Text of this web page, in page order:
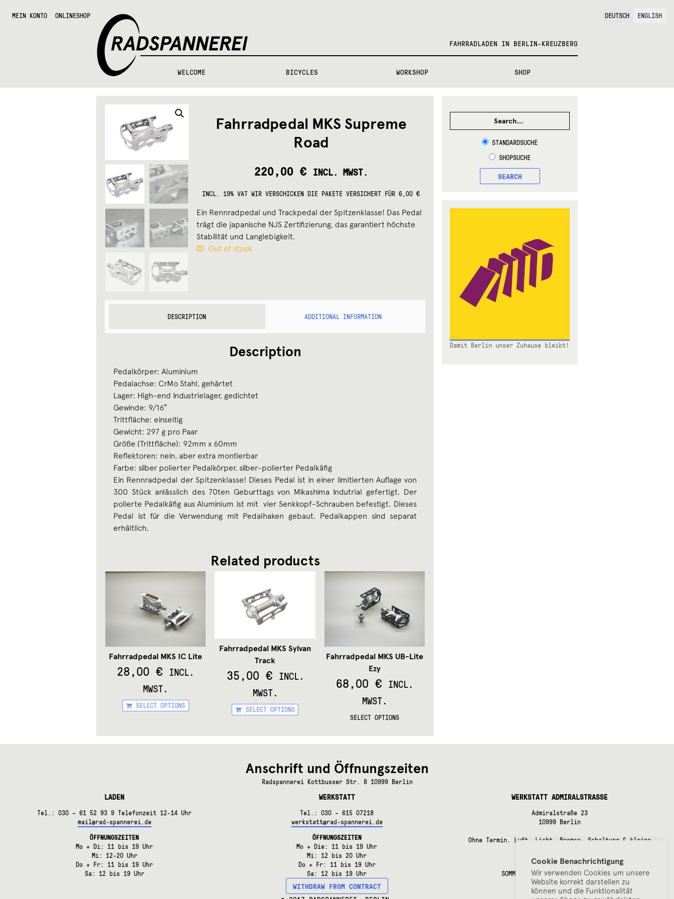
Radspannerei
FAHRRADLADEN IN BERLIN-KREUZBERG
DEUTSCH ENGLISH
WELCOME BICYCLES WORKSHOP SHOP
MEIN KONTO ONLINESHOP
Fahrradpedal MKS Supreme
Road
220,00 € INCL. MWST.
INCL. 19% VAT WIR VERSCHICKEN DIE PAKETE VERSICHERT FÜR 6,00 €
Ein Rennradpedal und Trackpedal der Spitzenklasse! Das Pedal
trägt die japanische NJS Zertifizierung, das garantiert höchste
Stabilität und Langlebigkeit.
Out of stock
DESCRIPTION ADDITIONAL INFORMATION
Description
Pedalkörper: Aluminium
Pedalachse: CrMo Stahl, gehärtet
Lager: High-end Industrielager, gedichtet
Gewinde: 9/16″
Trittfläche: einseitig
Gewicht: 297 g pro Paar
Größe (Trittfläche): 92mm x 60mm
Reflektoren: nein, aber extra montierbar
Farbe: silber polierter Pedalkörper, silber-polierter Pedalkäfig
Ein Rennradpedal der Spitzenklasse! Dieses Pedal ist in einer limitierten Auflage von
300 Stück anlässlich des 70ten Geburttags von Mikashima Indutrial gefertigt. Der
polierte Pedalkäfig aus Aluminium ist mit vier Senkkopf-Schrauben befestigt. Dieses
Pedal ist für die Verwendung mit Pedalhaken gebaut. Pedalkappen sind separat
erhältlich.
Related products
Fahrradpedal MKS IC Lite
28,00€ INCL.
MWST.
SELECT OPTIONS
variants.
Fahrradpedal MKS Sylvan
Track
35,00 € INCL.
MWST.
SELECT OPTIONS
variants.
may
be
the
product
page
Fahrradpedal MKS UB-Lite
Ezy
68,00€ INCL.
MWST.
SELECT OPTIONS
options
STANDARDSUCHE
SHOPSUCHE
SEARCH
Damit Berlin unser Zuhause bleibt!
Anschrift und Öffnungszeiten
Radspannerei Kottbusser Str. 8 10999 Berlin
LADEN
Tel.: 030 – 61 52 93 9 Telefonzeit 12-14 Uhr
mail@rad-spannerei.de
ÖFFNUNGSZEITEN
Mo + Di: 11 bis 19 Uhr
Mi: 12-20 Uhr
Do + Fr: 11 bis 19 Uhr
Sa: 12 bis 19 Uhr
WERKSTATT
Tel.: 030 – 615 07218
werkstatt@rad-spannerei.de
ÖFFNUNGSZEITEN
Mo + Die: 11 bis 19 Uhr
Mi: 12 bis 20 Uhr
Do + Fr: 11 bis 19 Uhr
Sa: 12 bis 19 Uhr
WERKSTATT ADMIRALSTRASSE
Admiralstraße 23
10999 Berlin
Ohne Termin. Luft, Licht, Bremse, Schaltung & kleine
ÖFFUNGSZEITEN
SOMMERPAUSE bis Anfang September!
WITHDRAW FROM CONTRACT
Cookie Benachrichtigung
Wir verwenden Cookies um unsere
Website korrekt darstellen zu
können und die Funktionalität